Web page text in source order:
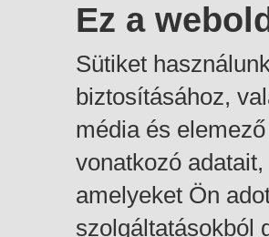
Ez a
Sütiket
biztosításához,
média és
vonatkozó
amelyeket Ön
szolgáltatásokból